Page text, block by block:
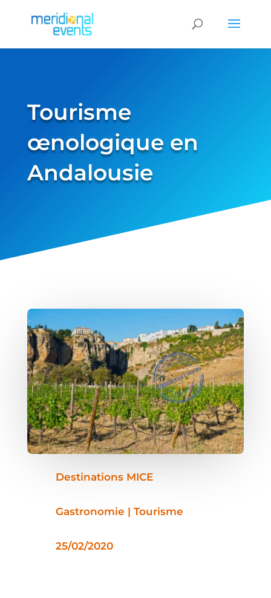
Tourisme
œnologique en
Andalousie
Destinations MICE
Gastronomie | Tourisme
25/02/2020